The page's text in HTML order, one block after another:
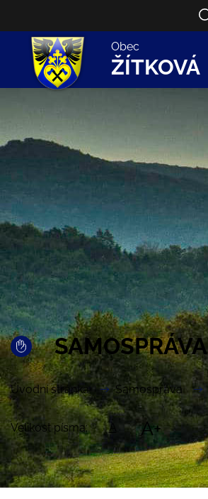
Obec
ŽÍTKOVÁ
SAMOSPRÁVA
Úvodní stránka Samospráva
Velikost písma: A A+